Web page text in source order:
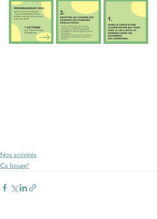
Nos activités
Ca bouge!